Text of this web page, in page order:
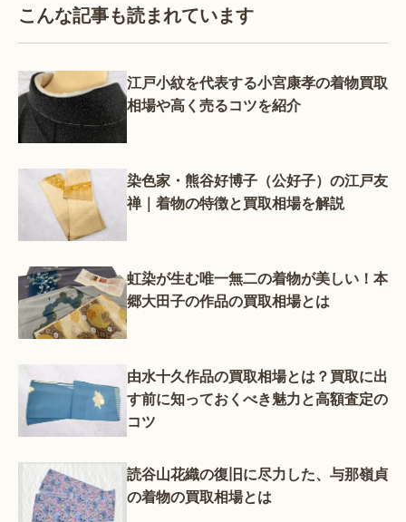
こんな記事も読まれています
江戸小紋を代表する小宮康孝の着物買取
相場や高く売るコツを紹介
染色家・熊谷好博子（公好子）の江戸友
禅｜着物の特徴と買取相場を解説
虹染が生む唯一無二の着物が美しい！本
郷大田子の作品の買取相場とは
由水十久作品の買取相場とは？買取に出
す前に知っておくべき魅力と高額査定の
コツ
読谷山花織の復旧に尽力した、与那嶺貞
の着物の買取相場とは